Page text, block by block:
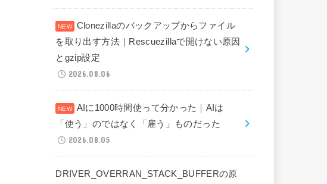
Clonezillaのバックアップからファイル
を取り出す方法｜Rescuezillaで開けない原因
とgzip設定
2026.08.06
AIに1000時間使って分かった｜AIは
「使う」のではなく「雇う」ものだった
2026.08.05
DRIVER_OVERRAN_STACK_BUFFERの原